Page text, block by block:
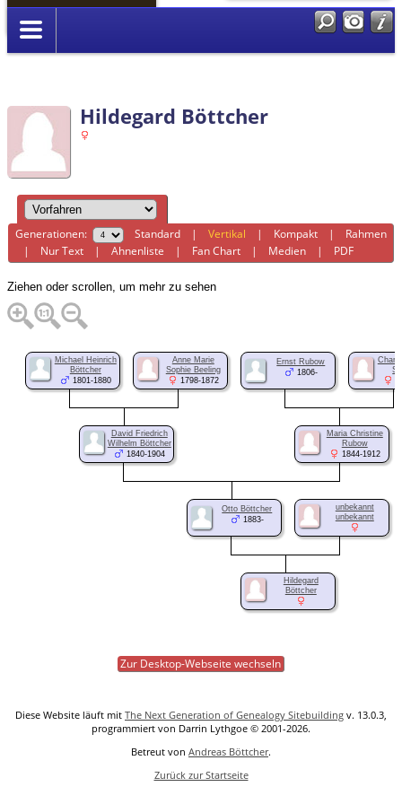
Anmelden
Hildegard Böttcher
Generationen: Standard |Vertikal | Kompakt | Rahmen
| Nur Text |Ahnenliste | Fan Chart | Medien | PDF
Ziehen oder scrollen, um mehr zu sehen
Michael Heinrich
Böttcher
1801-1880
Anne Marie
Sophie Beeling
1798-1872
Ernst Rubow
1806-
David Friedrich
Wilhelm Böttcher
1840-1904
Maria Christine
Rubow
1844-1912
Otto Böttcher
1883-
unbekannt
unbekannt
Hildegard
Böttcher
Zur Desktop-Webseite wechseln
Diese Website läuft mit The Next Generation of Genealogy Sitebuilding v. 13.0.3,
programmiert von Darrin Lythgoe © 2001-2026.
Betreut von Andreas Böttcher.
Zurück zur Startseite